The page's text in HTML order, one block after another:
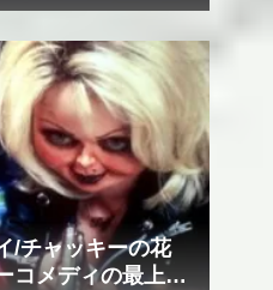
/チャッキーの花
コメディの最上級